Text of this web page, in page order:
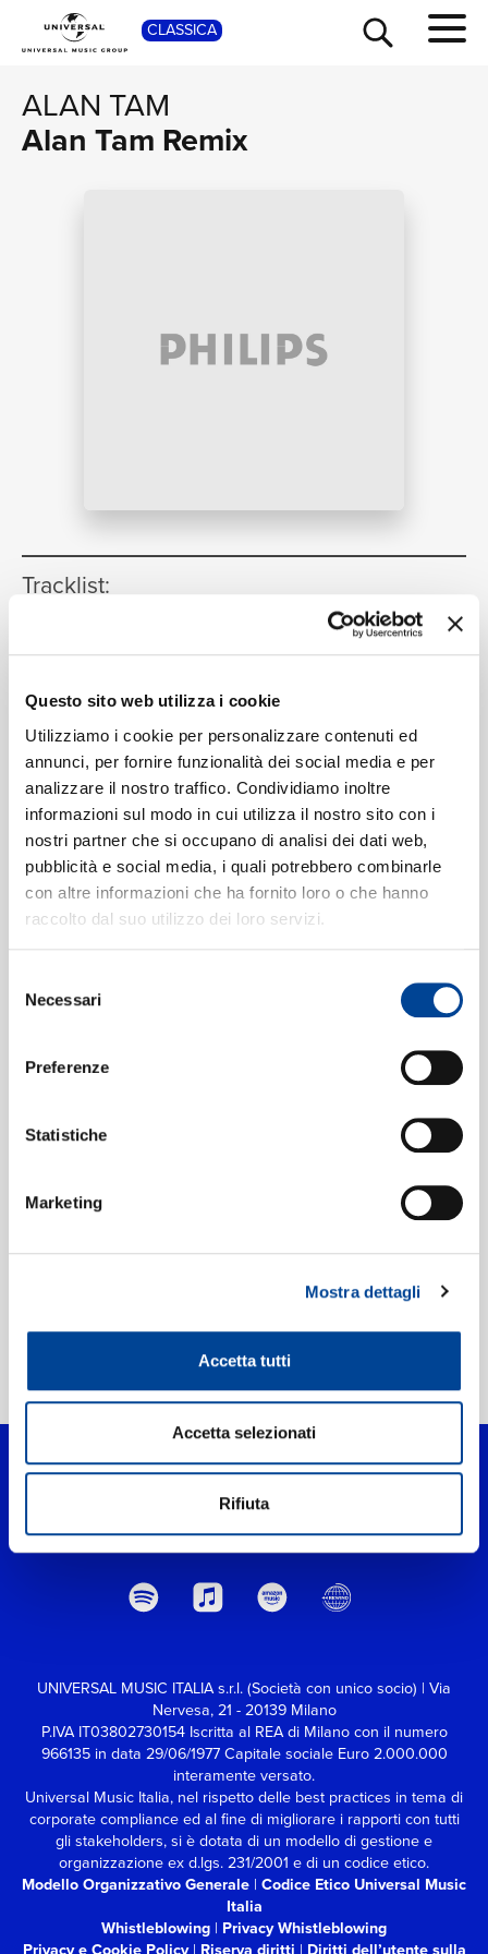
Questo sito web utilizza i cookie
Utilizziamo i cookie per personalizzare contenuti ed
annunci, per fornire funzionalità dei social media e per
analizzare il nostro traffico. Condividiamo inoltre
informazioni sul modo in cui utilizza il nostro sito con i
nostri partner che si occupano di analisi dei dati web,
pubblicità e social media, i quali potrebbero combinarle
con altre informazioni che ha fornito loro o che hanno
raccolto dal suo utilizzo dei loro servizi.
delNecessari
Preferenze
Statistiche
Marketing
Mostra dettagli
Accetta tutti
Accetta selezionati
Rifiuta
CLASSICA
ALAN TAM
Alan Tam Remix
Tracklist:
2 Ai Nian(Album Version)
Alan Tam
3 Ying You Ci Bao(Dance Mix)
04:33
Alan Tam
Leng Ao De Hua Zang(Remix)
03:46
Alan Tam
Data di pubblicazione:
Home Classica > Alan Tam Remix
UNIVERSAL MUSIC ITALIA s.r.l. (Società con unico socio) | Via
Nervesa, 21 - 20139 Milano
P.IVA IT03802730154 Iscritta al REA di Milano con il numero
966135 in data 29/06/1977Capitale sociale Euro 2.000.000
interamente versato.
Universal Music Italia, nel rispetto delle best practices in tema di
corporate compliance ed al fine di migliorare i rapporti con tutti
gli stakeholders,si è dotata di un modello di gestione e
organizzazione ex d.lgs. 231/2001 e di un codice etico.
Modello Organizzativo Generale | Codice Etico Universal Music
Italia
Whistleblowing | Privacy Whistleblowing
SHOP
TOUR
NEWS
RICERCA
CHI SIAMO
CONTATTI
NEWSLETTER